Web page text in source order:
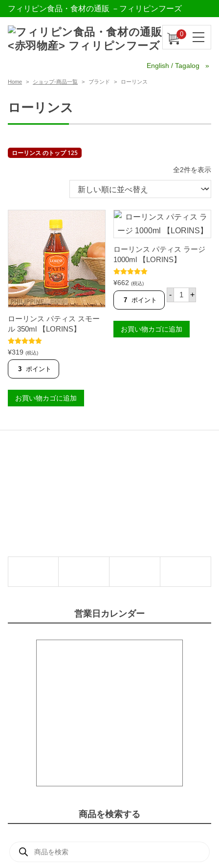
フィリピン食品・食材の通販 －フィリピンフーズ
0
English / Tagalog
Home ショップ-商品一覧 ブランド ローリンス
ローリンス
ローリンス のトップ 125
全2件を表示新
し
ローリンス パティス スモー
ル 350ml 【LORINS】
5段階中5.00
の評価
¥319 (税込)
3 ポイント
お買い物カゴに追加
ローリンス パティス ラージ
1000ml 【LORINS】
5段階中5.00
の評価
¥662 (税込)
7 ポイント
- ロ
ー
ス
パ
テ
【
+
お買い物カゴに追加
営業日カレンダー
商品を検索する